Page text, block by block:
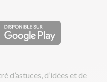
d’astuces, d’idées et de